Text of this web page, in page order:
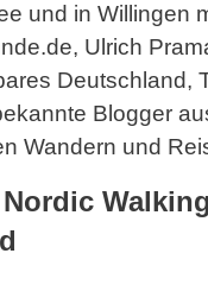
und in Willingen
Ulrich
Deutschland,
Blogger
Wandern und